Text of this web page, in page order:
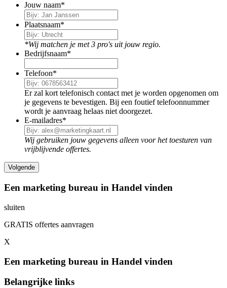
Jouw naam*
Plaatsnaam*
*Wij matchen je met 3 pro's uit jouw regio.
Bedrijfsnaam*
Telefoon*
Er zal kort telefonisch contact met je worden opgenomen om
je gegevens te bevestigen. Bij een foutief telefoonnummer
wordt je aanvraag helaas niet doorgezet.
E-mailadres*
Wij gebruiken jouw gegevens alleen voor het toesturen van
vrijblijvende offertes.
Een marketing bureau in Handel vinden
sluiten
GRATIS offertes aanvragen
X
Een marketing bureau in Handel vinden
Belangrijke links